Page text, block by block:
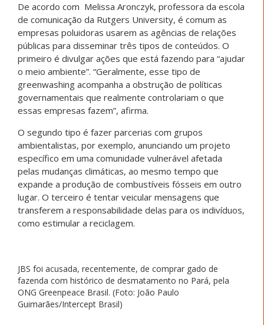
De acordo com Melissa Aronczyk, professora da escola
de comunicação da Rutgers University, é comum as
empresas poluidoras usarem as agências de relações
públicas para disseminar três tipos de conteúdos. O
primeiro é divulgar ações que está fazendo para “ajudar
o meio ambiente”. “Geralmente, esse tipo de
greenwashing acompanha a obstrução de políticas
governamentais que realmente controlariam o que
essas empresas fazem”, afirma.
O segundo tipo é fazer parcerias com grupos
ambientalistas, por exemplo, anunciando um projeto
específico em uma comunidade vulnerável afetada
pelas mudanças climáticas, ao mesmo tempo que
expande a produção de combustíveis fósseis em outro
lugar. O terceiro é tentar veicular mensagens que
transferem a responsabilidade delas para os indivíduos,
como estimular a reciclagem.
JBS foi acusada, recentemente, de comprar gado de
fazenda com histórico de desmatamento no Pará, pela
ONG Greenpeace Brasil. (Foto: João Paulo
Guimarães/Intercept Brasil)